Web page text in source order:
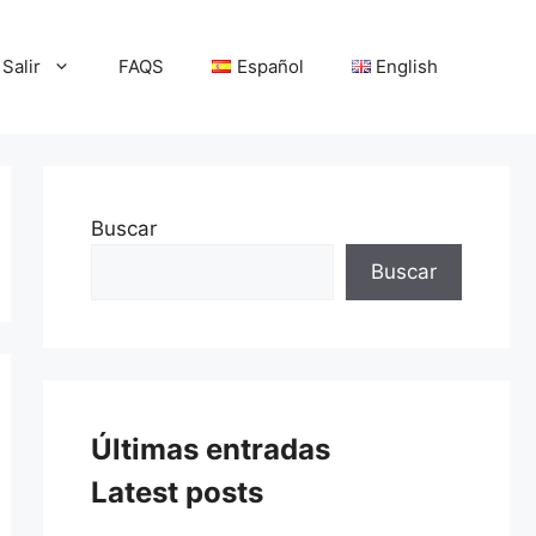
Salir FAQS Español English
Buscar
Buscar
Últimas entradas
Latest posts